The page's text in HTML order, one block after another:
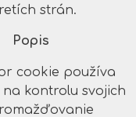
strán.
Popis
cookie používa
kontrolu svojich